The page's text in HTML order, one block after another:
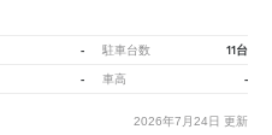
- 駐車台数 11台
- 車高 -
2026年7月24日 更新